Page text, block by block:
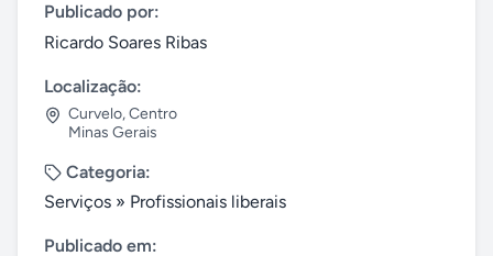
Publicado por:
Ricardo Soares Ribas
Localização:
Curvelo,Centro
Minas Gerais
Categoria:
Serviços » Profissionais liberais
Publicado em: